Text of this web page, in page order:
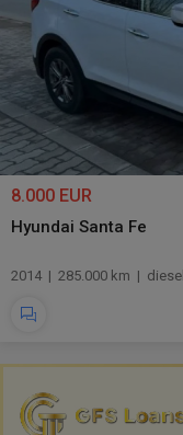
8.000 EUR
Hyundai Santa Fe
2014 | 285.000 km | diesel